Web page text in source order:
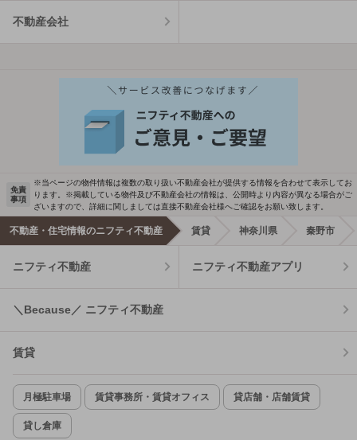
不動産会社
免責
事項
※当ページの物件情報は複数の取り扱い不動産会社が提供する情報を合わせて表示してお
ります。※掲載している物件及び不動産会社の情報は、公開時より内容が異なる場合がご
ざいますので、詳細に関しましては直接不動産会社様へご確認をお願い致します。
不動産・住宅情報のニフティ不動産 賃貸 神奈川県 秦野市
ニフティ不動産 ニフティ不動産アプリ
＼Because／ ニフティ不動産
賃貸
月極駐車場 賃貸事務所・賃貸オフィス 貸店舗・店舗賃貸
貸し倉庫